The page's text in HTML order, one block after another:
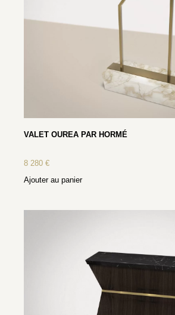
VALET OUREA PAR HORMÉ
8 280€
Ajouter au panier